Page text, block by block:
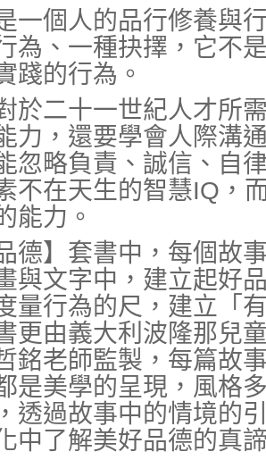
一個人的品行修養與
為、一種抉擇，它不
踐的行為。
於二十一世紀人才所
力，還要學會人際溝
忽略負責、誠信、自
不在天生的智慧IQ，
能力。
德】套書中，每個故
與文字中，建立起好
量行為的尺，建立「
更由義大利波隆那
銘老師監製，每篇故
是美學的呈現，風格
透過故事中的情境的
中了解美好品德的真